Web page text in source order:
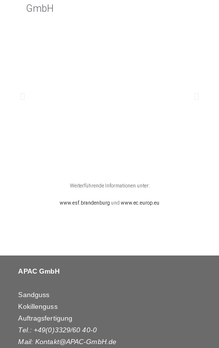
GmbH
Weiterführende Informationen unter:
www.esf.brandenburg und www.ec.europ.eu
APAC GmbH
Sandguss
Kokillenguss
Auftragsfertigung
Tel.: +49(0)3329/60 40-0
Mail:Kontakt@APAC-GmbH.de